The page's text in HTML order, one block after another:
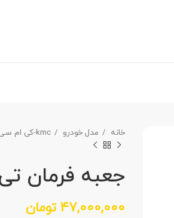
خانه مدل خودرو kmc-کی ام سی
جعبه فرمان
47,000,000 تومان